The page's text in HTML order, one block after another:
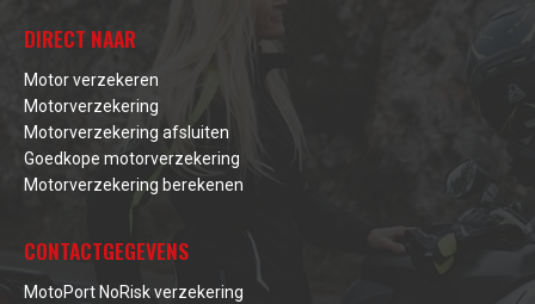
DIRECT NAAR
Motor verzekeren
Motorverzekering
Motorverzekering afsluiten
Goedkope motorverzekering
Motorverzekering berekenen
CONTACTGEGEVENS
MotoPort NoRisk verzekering